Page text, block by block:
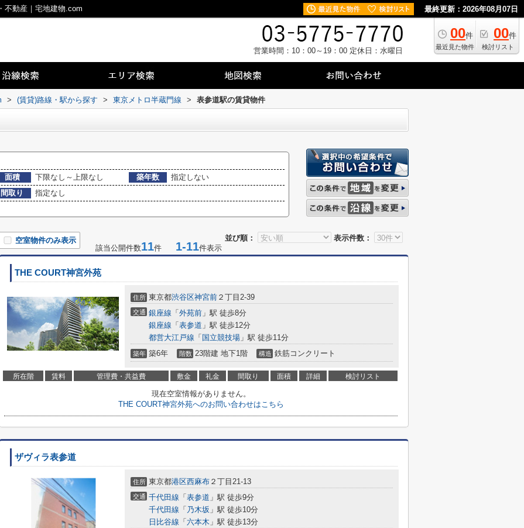
不動産｜宅地建物.com 最終更新：2026年08月07日
00件
最近見た物件
00件
検討リスト
営業時間：10：00～19：00 定休日：水曜日
> (賃貸)路線・駅から探す > 東京メトロ半蔵門線 > 表参道駅の賃貸物件
面積 下限なし～上限なし 築年数
指定しない
間取り
指定なし
並び順： 表示件数：
空室物件のみ表示
該当公開件数11件 1-11件表示
THE COURT神宮外苑
住所 東京都渋谷区神宮前 ２丁目2-39
交通 銀座線 「 外苑前 」駅 徒歩8分
銀座線 「 表参道 」駅 徒歩12分
都営大江戸線 「 国立競技場 」駅 徒歩11分
築年 築6年 階数 23階建 地下1階 構造 鉄筋コンクリート
所在階 賃料 管理費・共益費 敷金 礼金 間取り 面積 詳細 検討リスト
現在空室情報がありません。
THE COURT神宮外苑へのお問い合わせはこちら
ザヴィラ表参道
住所 東京都港区西麻布 ２丁目21-13
交通 千代田線 「 表参道 」駅 徒歩9分
千代田線 「 乃木坂 」駅 徒歩10分
日比谷線 「 六本木 」駅 徒歩13分